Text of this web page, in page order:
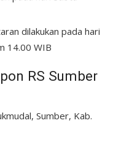
dilakukan pada hari
14.00 WIB
RS Sumber
Sumber, Kab.